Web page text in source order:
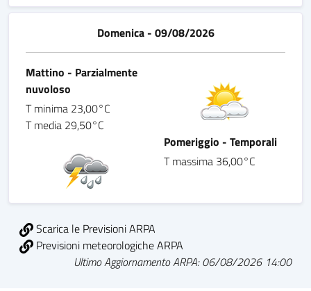
Domenica - 09/08/2026
Mattino - Parzialmente
nuvoloso
T minima 23,00°C
T media 29,50°C
Pomeriggio - Temporali
T massima 36,00°C
Scarica le Previsioni ARPA
Previsioni meteorologiche ARPA
Ultimo Aggiornamento ARPA: 06/08/2026 14:00